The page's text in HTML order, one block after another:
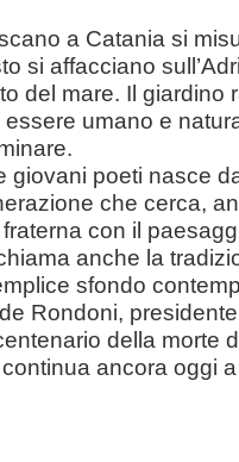
a Catania si
si affacciano
del mare. Il giardino
essere umano e
giovani poeti nasce
che cerca,
con il
anche la
sfondo
Rondoni,
della morte
ancora oggi